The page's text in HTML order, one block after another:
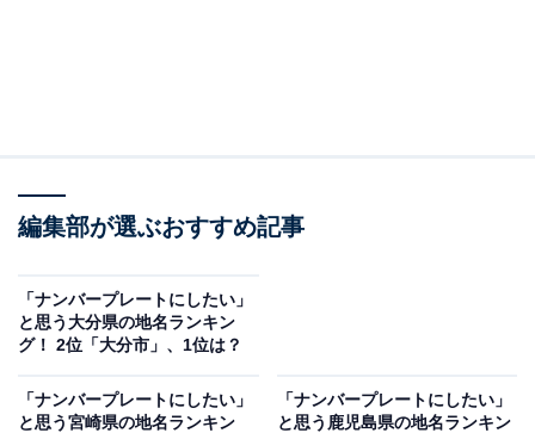
となく石垣プレートをつけた人は心も綺麗なのではと感
じるから」（20代女性／福岡県）、「以前訪れたことが
／東京都）、「綺麗な海やサンゴに囲まれていて、リゾ
ート地として有名なので、良いと思います」（30代男性
編集部が選ぶおすすめ記事
「ナンバープレートにしたい」
と思う大分県の地名ランキン
グ！ 2位「大分市」、1位は？
「ナンバープレートにしたい」
と思う宮崎県の地名ランキン
「ナンバープレートにしたい」
と思う鹿児島県の地名ランキン